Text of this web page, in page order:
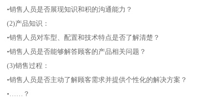
•销售人员是否展现知识和积的沟通能力？
(2)产品知识：
•销售人员对车型、配置和技术特点是否了解清楚？
•销售人员是否能够解答顾客的产品相关问题？
(3)销售过程：
•销售人员是否主动了解顾客需求并提供个性化的解决方案？
•……？